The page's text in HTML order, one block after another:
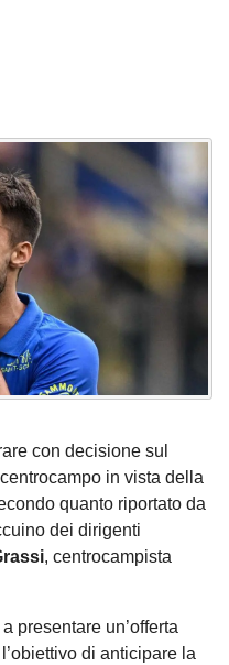
con decisione sul
in vista della
quanto riportato da
dei dirigenti
, centrocampista
presentare un’offerta
di anticipare la